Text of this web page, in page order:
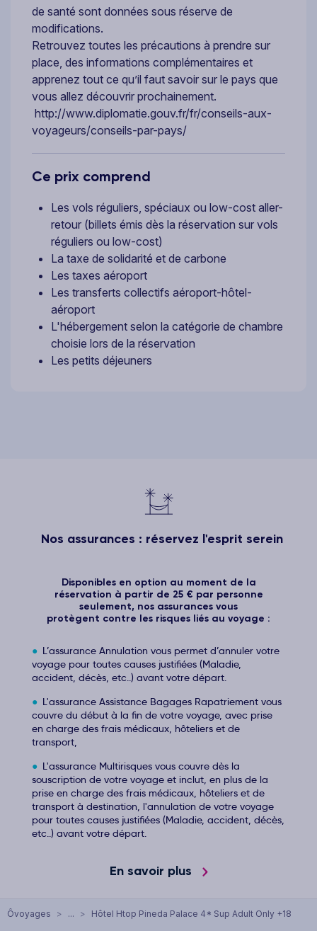
de santé sont données sous réserve de
modifications.
Retrouvez toutes les précautions à prendre sur
place, des informations complémentaires et
apprenez tout ce qu’il faut savoir sur le pays que
vous allez découvrir prochainement.
http://www.diplomatie.gouv.fr/fr/conseils-aux-
voyageurs/conseils-par-pays/
Ce prix comprend
Les vols réguliers, spéciaux ou low-cost aller-
retour (billets émis dès la réservation sur vols
réguliers ou low-cost)
La taxe de solidarité et de carbone
Les taxes aéroport
Les transferts collectifs aéroport-hôtel-
aéroport
L'hébergement selon la catégorie de chambre
choisie lors de la réservation
Les petits déjeuners
Nos assurances : réservez l'esprit serein
Disponibles en option au moment de la
réservation à partir de 25 € par personne
seulement, nos assurances vous
protègent contre les risques liés au voyage :
L’assurance Annulation vous permet d’annuler votre
voyage pour toutes causes justifiées (Maladie,
accident, décès, etc..) avant votre départ.
L'assurance Assistance Bagages Rapatriement vous
couvre du début à la fin de votre voyage, avec prise
en charge des frais médicaux, hôteliers et de
transport,
L'assurance Multirisques vous couvre dès la
souscription de votre voyage et inclut, en plus de la
prise en charge des frais médicaux, hôteliers et de
transport à destination, l'annulation de votre voyage
pour toutes causes justifiées (Maladie, accident, décès,
etc..) avant votre départ.
En savoir plus
Ôvoyages > ... > Hôtel Htop Pineda Palace 4* Sup Adult Only +18